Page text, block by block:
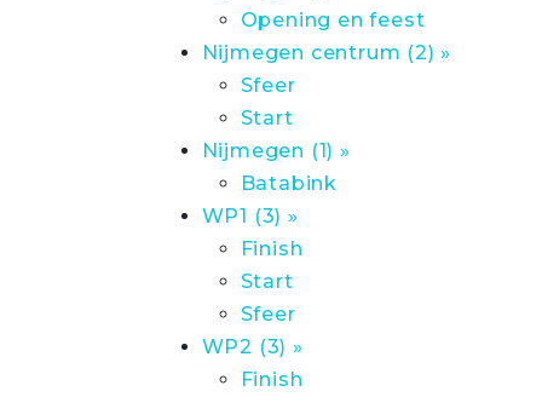
Opening en feest
Nijmegen centrum (2) »
Sfeer
Start
Nijmegen (1) »
Batabink
WP1 (3) »
Finish
Start
Sfeer
WP2 (3) »
Finish